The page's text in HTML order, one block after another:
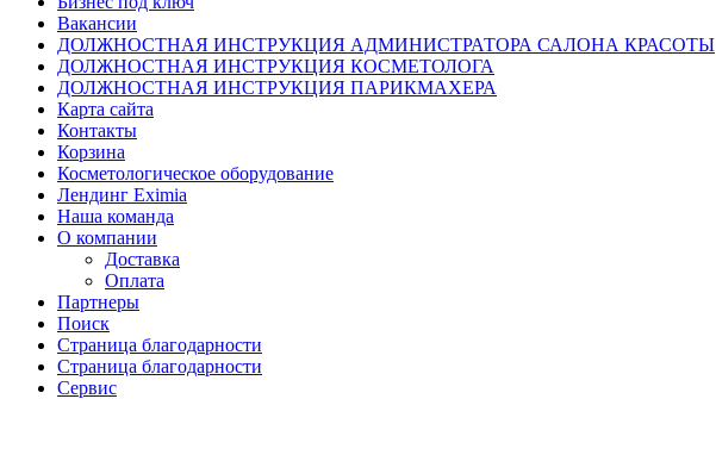
Вакансии
ДОЛЖНОСТНАЯ ИНСТРУКЦИЯ АДМИНИСТРАТОРА САЛОНА КРАСОТЫ
ДОЛЖНОСТНАЯ ИНСТРУКЦИЯ КОСМЕТОЛОГА
ДОЛЖНОСТНАЯ ИНСТРУКЦИЯ ПАРИКМАХЕРА
Карта сайта
Контакты
Корзина
Косметологическое оборудование
Лендинг Eximia
Наша команда
О компании
Доставка
Оплата
Партнеры
Поиск
Страница благодарности
Страница благодарности
Сервис